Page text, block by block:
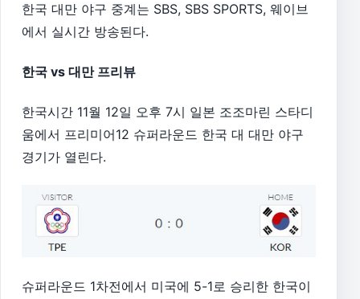
한국 대만 야구 중계는 SBS, SBS SPORTS, 웨이브
에서 실시간 방송된다.
한국 vs 대만 프리뷰
한국시간 11월 12일 오후 7시 일본 조조마린 스타디
움에서 프리미어12 슈퍼라운드 한국 대 대만 야구
경기가 열린다.
슈퍼라운드 1차전에서 미국에 5-1로 승리한 한국이